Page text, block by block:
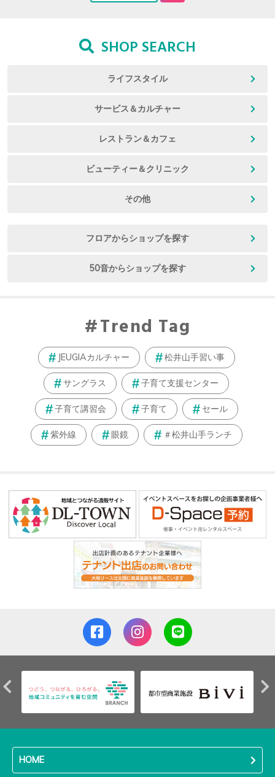
SHOP SEARCH
ライフスタイル
サービス＆カルチャー
レストラン＆カフェ
ビューティー＆クリニック
その他
フロアからショップを探す
50音からショップを探す
Trend Tag
JEUGIAカルチャー 松井山手習い事
サングラス 子育て支援センター
子育て講習会 子育て セール
紫外線 眼鏡 ＃松井山手ランチ
HOME